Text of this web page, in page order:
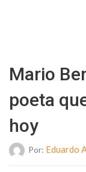
Mario
poeta
hoy
Por: Eduardo